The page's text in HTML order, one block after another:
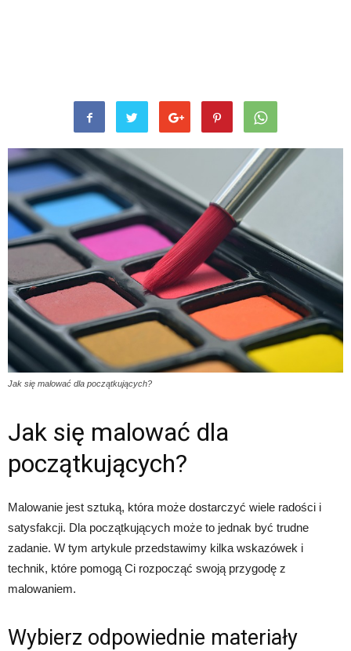
Jak się malować dla początkujących?
Jak się malować dla
początkujących?
Malowanie jest sztuką, która może dostarczyć wiele radości i
satysfakcji. Dla początkujących może to jednak być trudne
zadanie. W tym artykule przedstawimy kilka wskazówek i
technik, które pomogą Ci rozpocząć swoją przygodę z
malowaniem.
Wybierz odpowiednie materiały